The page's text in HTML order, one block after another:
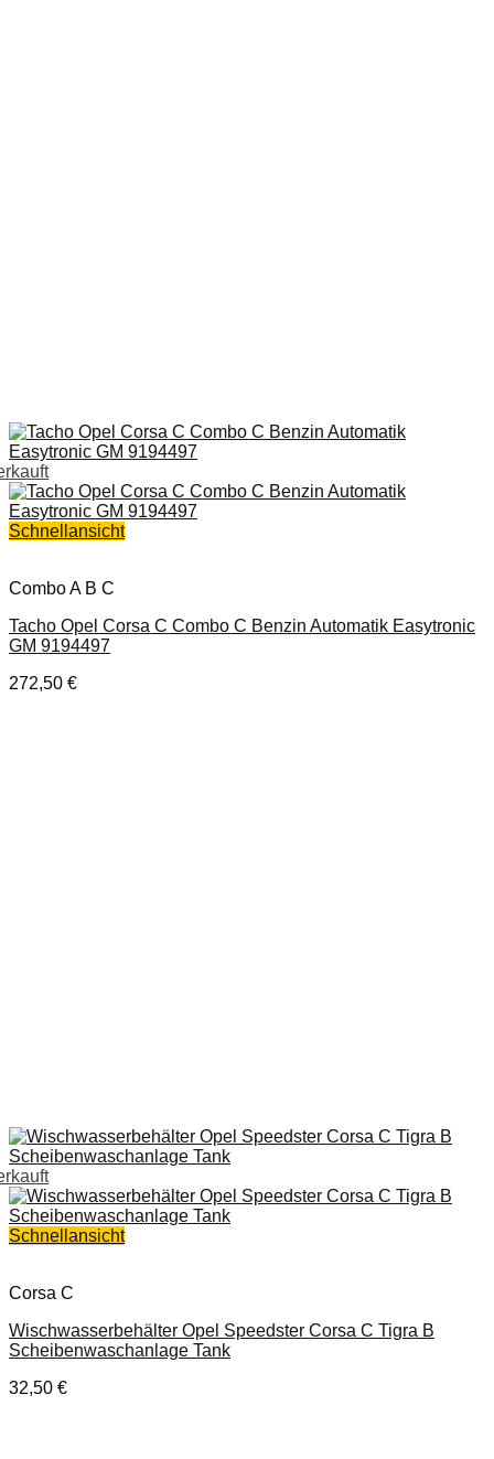
Schnellansicht
Combo A B C
Tacho Opel Corsa C Combo C Benzin Automatik Easytronic
GM 9194497
272,50 €
Schnellansicht
Corsa C
Wischwasserbehälter Opel Speedster Corsa C Tigra B
Scheibenwaschanlage Tank
32,50 €